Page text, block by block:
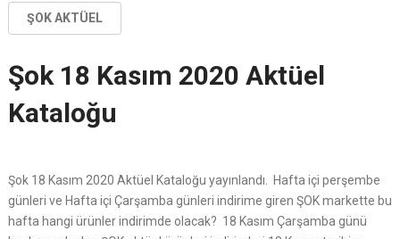
ŞOK AKTÜEL
Şok 18 Kasım 2020 Aktüel
Kataloğu
Şok 18 Kasım 2020 Aktüel Kataloğu yayınlandı. Hafta içi perşembe
günleri ve Hafta içi Çarşamba günleri indirime giren ŞOK markette bu
hafta hangi ürünler indirimde olacak? 18 Kasım Çarşamba günü